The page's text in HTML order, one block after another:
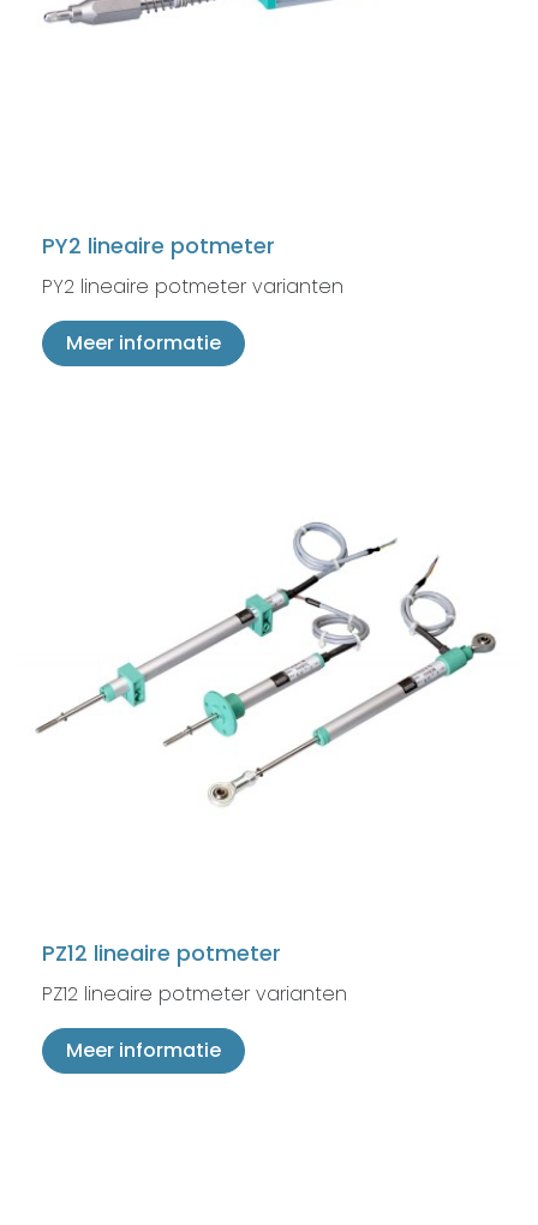
PY2 lineaire potmeter
PY2 lineaire potmeter varianten
Meer informatie
PZ12 lineaire potmeter
PZ12 lineaire potmeter varianten
Meer informatie